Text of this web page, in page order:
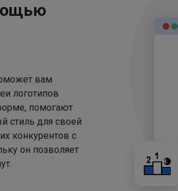
вам
логотипов
помогают
стиль для своей
конкурентов с
он позволяет